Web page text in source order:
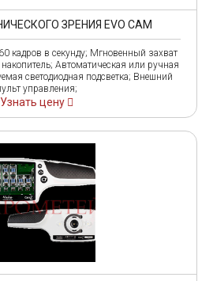
ЗРЕНИЯ EVO CAM
кадров в секунду; Мгновенный захват
Автоматическая или ручная
светодиодная подсветка; Внешний
управления;
Узнать цену